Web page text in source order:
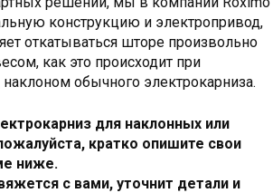
конструкцию и электропривод,
откатываться шторе произвольно
как это происходит при
обычного электрокарниза.
для наклонных или
кратко опишите свои
ниже.
с вами, уточнит детали и